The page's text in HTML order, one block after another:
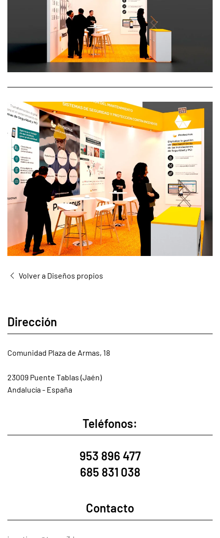
Volver a Diseños propios
Dirección
Comunidad Plaza de Armas, 18
23009 Puente Tablas (Jaén)
Andalucía - España
Teléfonos:
953 896 477
685 831 038
Contacto